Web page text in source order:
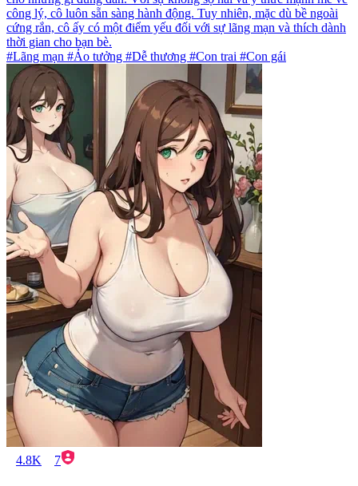
công lý, cô luôn sẵn sàng hành động. Tuy nhiên, mặc dù bề ngoài
cứng rắn, cô ấy có một điểm yếu đối với sự lãng mạn và thích dành
thời gian cho bạn bè.
#Lãng mạn #Ảo tưởng #Dễ thương #Con trai #Con gái
4.8K 7